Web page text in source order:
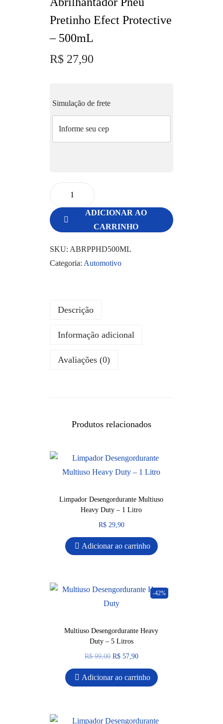
Pretinho Efect Protective
– 500mL
R$ 27,90
Simulação de frete
ADICIONAR AO
CARRINHO
SKU: ABRPPHD500ML
Categoria: Automotivo
Descrição
Informação adicional
Avaliações (0)
Produtos relacionados
Limpador Desengordurante Multiuso
Heavy Duty – 1 Litro
R$29,90
Adicionar ao carrinho
-42%
Multiuso Desengordurante Heavy
Duty – 5 Litros
R$99,00 R$57,90
Adicionar ao carrinho